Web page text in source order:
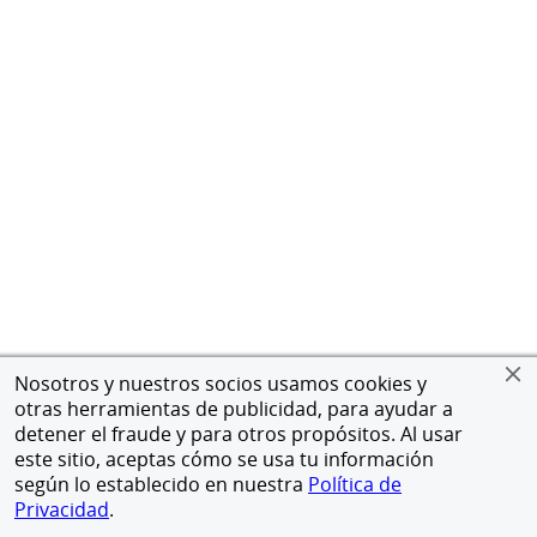
Nosotros y nuestros socios usamos cookies y
otras herramientas de publicidad, para ayudar a
detener el fraude y para otros propósitos. Al usar
este sitio, aceptas cómo se usa tu información
según lo establecido en nuestra Política de
Privacidad.